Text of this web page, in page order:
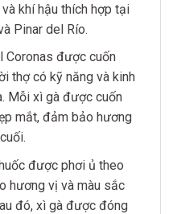
khí hậu thích hợp tại
Pinar del Río.
Coronas được cuốn
thợ có kỹ năng và kinh
Mỗi xì gà được cuốn
mắt, đảm bảo hương
được phơi ủ theo
hương vị và màu sắc
đó, xì gà được đóng